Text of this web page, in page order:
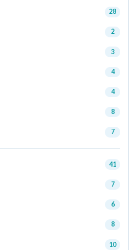
28
2
3
4
4
8
7
41
7
6
8
10